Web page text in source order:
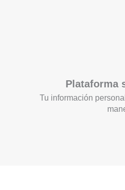
Plataforma
Tu información